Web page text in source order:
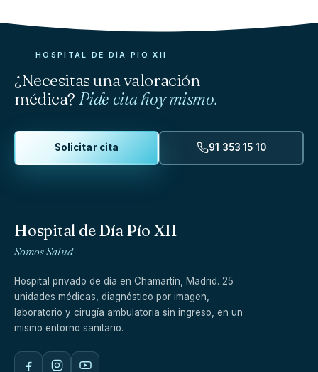
HOSPITAL DE DÍA PÍO XII
¿Necesitas una valoración
médica? Pide cita hoy mismo.
Solicitar cita 91 353 15 10
Hospital de Día Pío XII
Somos Salud
Hospital privado de día en Chamartín, Madrid. 25
unidades médicas, diagnóstico por imagen,
laboratorio y cirugía ambulatoria sin ingreso, en un
mismo entorno sanitario.